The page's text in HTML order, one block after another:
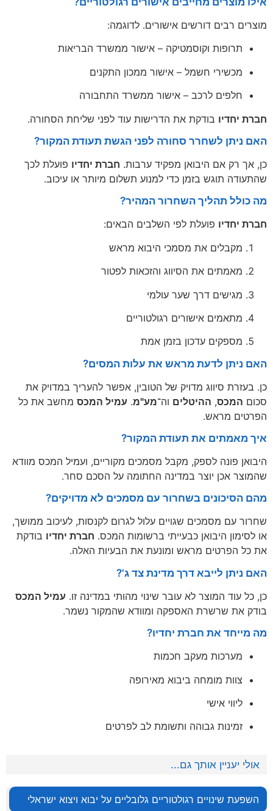
מוצרים רבים דורשים אישורים. לדוגמה:
תרופות וקוסמטיקה – אישור ממשרד הבריאות
מכשירי חשמל – אישור ממכון התקנים
חלפים לרכב – אישור ממשרד התחבורה
חברת יחדיו בודקת את הדרישות עוד לפני שליחת הסחורה.
האם ניתן לשחרר סחורה לפני הגשת תעודת המקור?
כן, אך רק אם היבואן מפקיד ערבות. חברת יחדיו פועלת לכך
שהתעודה תוגש בזמן כדי למנוע תשלום מיותר או עיכוב.
מה כולל תהליך השחרור המהיר?
חברת יחדיו פועלת לפי השלבים הבאים:
מקבלים את מסמכי היבוא מראש
מאמתים את הסיווג והזכאות לפטור
מגישים דרך שער עולמי
מתאמים אישורים רגולטוריים
מספקים עדכון בזמן אמת
האם ניתן לדעת מראש את עלות המסים?
כן. בעזרת סיווג מדויק של הטובין, אפשר להעריך במדויק את
סכום המכס, ההיטלים וה־מע"מ. עמיל המכס מחשב את כל
הפרטים מראש.
איך מאמתים את תעודת המקור?
היבואן פונה לספק, מקבל מסמכים מקוריים, ועמיל המכס מוודא
שהמוצר אכן יוצר במדינה החתומה על הסכם סחר.
מהם הסיכונים בשחרור עם מסמכים לא מדויקים?
שחרור עם מסמכים שגויים עלול לגרום לקנסות, לעיכוב ממושך,
או לסימון היבואן כבעייתי ברשומות המכס. חברת יחדיו בודקת
את כל הפרטים מראש ומונעת את הבעיות האלה.
האם ניתן לייבא דרך מדינת צד ג'?
כן, כל עוד המוצר לא עובר שינוי מהותי במדינה זו. עמיל המכס
בודק את שרשרת האספקה ומוודא שהמקור נשמר.
מה מייחד את חברת יחדיו?
מערכות מעקב חכמות
צוות מומחה ביבוא מאירופה
ליווי אישי
זמינות גבוהה ותשומת לב לפרטים
אולי יעניין אותך גם...
השפעת שינויים רגולטוריים גלובליים על יבוא ויצוא ישראלי